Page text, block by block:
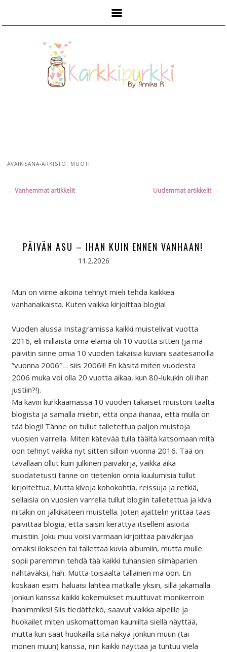
AVAINSANA-ARKISTO: MUOTI
Artikkelien
← Vanhemmat artikkelit Uudemmat artikkelit →
PÄIVÄN ASU – IHAN KUIN ENNEN VANHAAN!
11.2.2026
Mun on viime aikoina tehnyt mieli tehdä kaikkea
vanhanaikaista. Kuten vaikka kirjoittaa blogia!
Vuoden alussa Instagramissa kaikki muistelivat vuotta
2016, eli millaista oma elämä oli 10 vuotta sitten (ja mä
päivitin sinne omia 10 vuoden takaisia kuviani saatesanoilla
”vuonna 2006″… siis 2006!!! En käsitä miten vuodesta
2006 muka voi olla 20 vuotta aikaa, kun 80-lukukin oli ihan
justiin?!).
Mä kävin kurkkaamassa 10 vuoden takaiset muistoni täältä
blogista ja samalla mietin, että onpa ihanaa, että mulla on
tää blogi! Tänne on tullut talletettua paljon muistoja
vuosien varrella. Miten kätevää tulla täältä katsomaan mitä
oon tehnyt vaikka nyt sitten silloin vuonna 2016. Tää on
tavallaan ollut kuin julkinen päiväkirja, vaikka aika
suodatetusti tänne on tietenkin omia kuulumisia tullut
kirjoitettua. Mutta kivoja kohokohtia, reissuja ja retkiä,
sellaisia on vuosien varrella tullut blogiin talletettua ja kiva
niitäkin on jälkikäteen muistella. Joten ajattelin yrittää taas
päivittää blogia, että saisin kerättyä itselleni asioita
muistiin. Joku muu voisi varmaan kirjoittaa päiväkirjaa
omaksi ilokseen tai tallettaa kuvia albumiin, mutta mulle
sopii paremmin tehdä tää kaikki tuhansien silmäparien
nähtäväksi, hah. Mutta toisaalta tällainen mä oon. En
koskaan esim. haluaisi lähteä matkalle yksin, sillä jakamalla
jonkun kanssa kaikki kokemukset muuttuvat monikerroin
ihanimmiksi! Siis tiedättekö, saavut vaikka alpeille ja
huokailet miten uskomattoman kauniilta siellä näyttää,
mutta kun saat huokailla sitä näkyä jonkun muun (tai
monen muun) kanssa, niin kaikki näyttää ja tuntuu vielä